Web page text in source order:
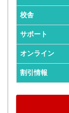
校舎
サポート
オンライン
割引情報